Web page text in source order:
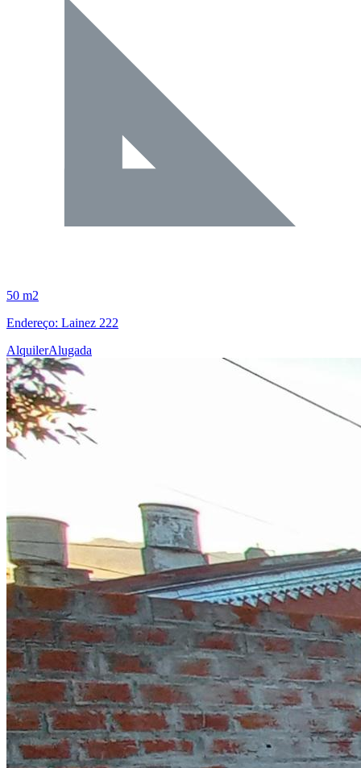
50 m2
Endereço: Lainez 222
AlquilerAlugada